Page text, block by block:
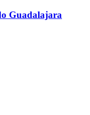
Guadalajara